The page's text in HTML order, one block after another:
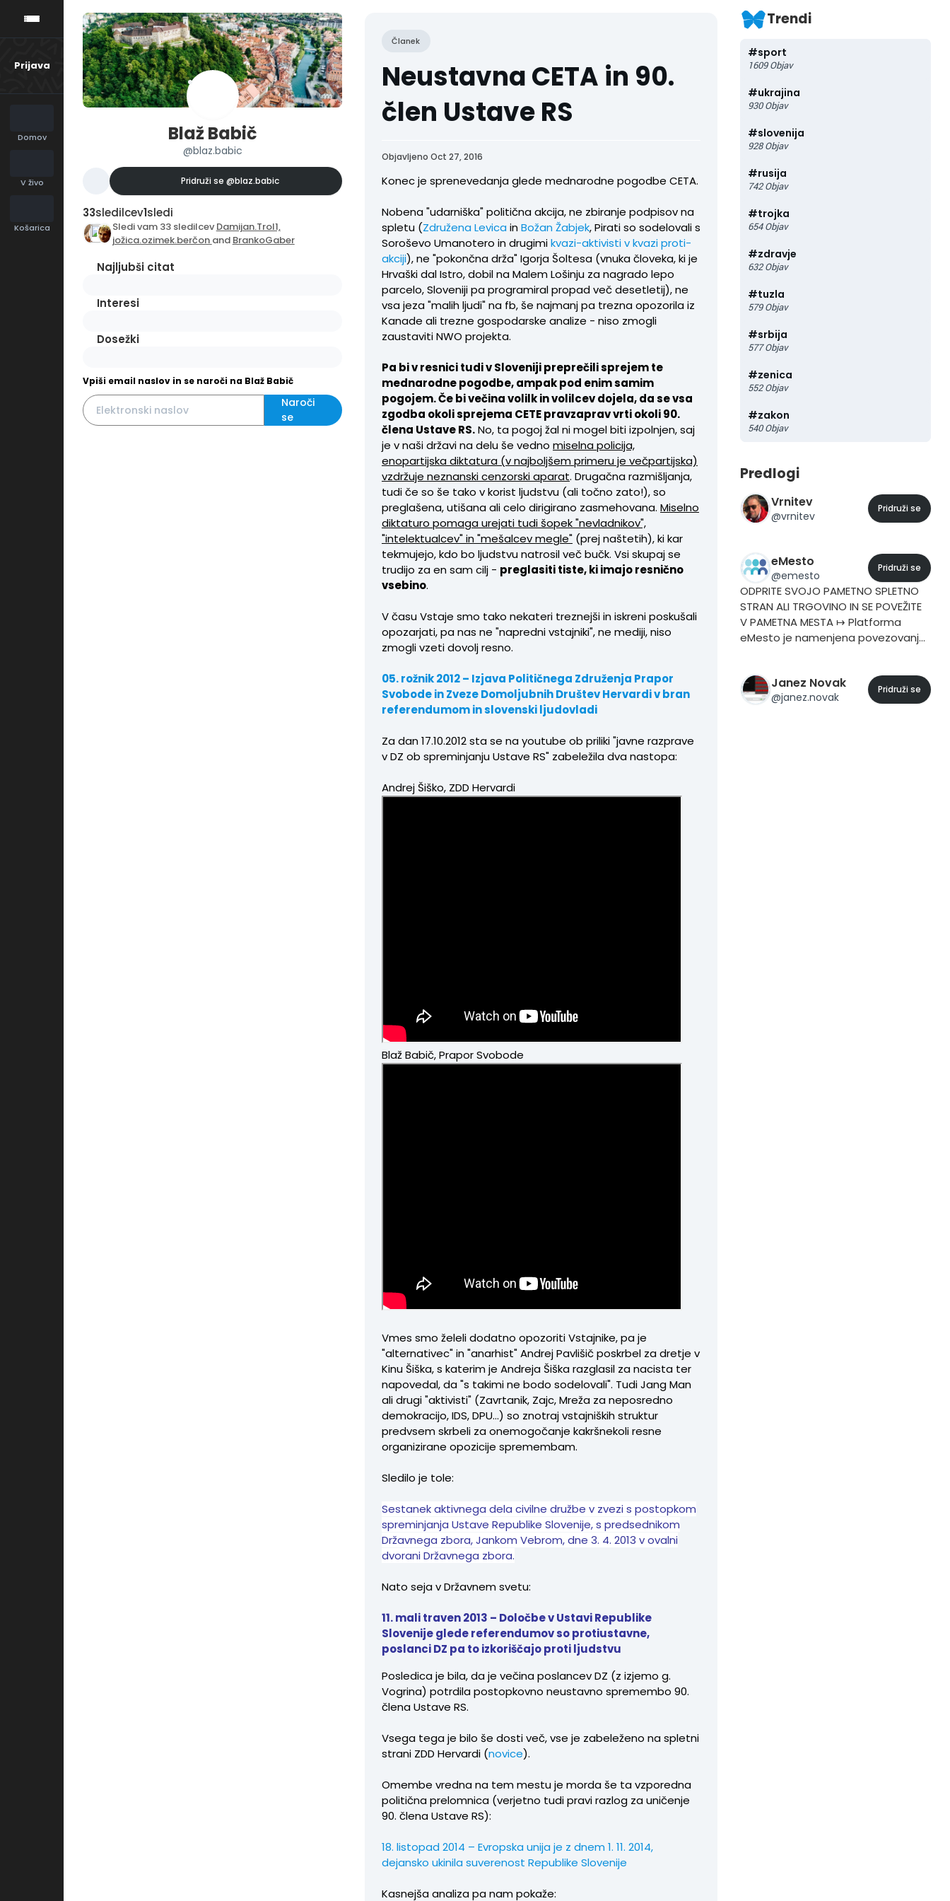
Prijava
Domov
V živo
Košarica
Blaž Babič
@blaz.babic
Pridruži se @blaz.babic
33sledilcev1sledi
Sledi vam 33 sledilcev Damijan.Trol1,
jožica.ozimek.berčon and BrankoGaber
Najljubši citat
Interesi
Dosežki
Vpiši email naslov in se naroči na Blaž Babič
Naroči
se
Članek
Neustavna CETA in 90.
člen Ustave RS
Objavljeno Oct 27, 2016
Konec je sprenevedanja glede mednarodne pogodbe CETA.
Nobena "udarniška" politična akcija, ne zbiranje podpisov na
spletu (Združena Levica inBožan Žabjek, Pirati so sodelovali s
Soroševo Umanotero in drugimikvazi-aktivisti v kvazi proti-
akciji), ne "pokončna drža" Igorja Šoltesa (vnuka človeka, ki je
Hrvaški dal Istro, dobil na Malem Lošinju za nagrado lepo
parcelo, Sloveniji pa programiral propad več desetletij), ne
vsa jeza "malih ljudi" na fb, še najmanj pa trezna opozorila iz
Kanade ali trezne gospodarske analize - niso zmogli
zaustaviti NWO projekta.
Pa bi v resnici tudi v Sloveniji preprečili sprejem te
mednarodne pogodbe, ampak pod enim samim
pogojem. Če bi večina volilk in volilcev dojela, da se vsa
zgodba okoli sprejema CETE pravzaprav vrti okoli 90.
člena Ustave RS.No, ta pogoj žal ni mogel biti izpolnjen, saj
je v naši državi na delu še vedno miselna policija,
enopartijska diktatura (v najboljšem primeru je večpartijska)
vzdržuje neznanski cenzorski aparat. Drugačna razmišljanja,
tudi če so še tako v korist ljudstvu (ali točno zato!), so
preglašena, utišana ali celo dirigirano zasmehovana. Miselno
diktaturo pomaga urejati tudi šopek "nevladnikov",
"intelektualcev" in "mešalcev megle" (prej naštetih), ki kar
tekmujejo, kdo bo ljudstvu natrosil več bučk. Vsi skupaj se
trudijo za en sam cilj - preglasiti tiste, ki imajo resnično
vsebino.
V času Vstaje smo tako nekateri treznejši in iskreni poskušali
opozarjati, pa nas ne "napredni vstajniki", ne mediji, niso
zmogli vzeti dovolj resno.
05. rožnik 2012 – Izjava Političnega Združenja Prapor
Svobode in Zveze Domoljubnih Društev Hervardi v bran
referendumom in slovenski ljudovladi
Za dan 17.10.2012 sta se na youtube ob priliki "javne razprave
v DZ ob spreminjanju Ustave RS" zabeležila dva nastopa:
Andrej Šiško, ZDD Hervardi
Blaž Babič, Prapor Svobode
Vmes smo želeli dodatno opozoriti Vstajnike, pa je
"alternativec" in "anarhist" Andrej Pavlišič poskrbel za dretje v
Kinu Šiška, s katerim je Andreja Šiška razglasil za nacista ter
napovedal, da "s takimi ne bodo sodelovali". Tudi Jang Man
ali drugi "aktivisti" (Zavrtanik, Zajc, Mreža za neposredno
demokracijo, IDS, DPU...) so znotraj vstajniških struktur
predvsem skrbeli za onemogočanje kakršnekoli resne
organizirane opozicije spremembam.
Sledilo je tole:
Sestanek aktivnega dela civilne družbe v zvezi s postopkom
spreminjanja Ustave Republike Slovenije, s predsednikom
Državnega zbora, Jankom Vebrom, dne 3. 4. 2013 v ovalni
dvorani Državnega zbora.
Nato seja v Državnem svetu:
11. mali traven 2013 – Določbe v Ustavi Republike
Slovenije glede referendumov so protiustavne,
poslanci DZ pa to izkoriščajo proti ljudstvu
Posledica je bila, da je večina poslancev DZ (z izjemo g.
Vogrina) potrdila postopkovno neustavno spremembo 90.
člena Ustave RS.
Vsega tega je bilo še dosti več, vse je zabeleženo na spletni
strani ZDD Hervardi (novice).
Omembe vredna na tem mestu je morda še ta vzporedna
politična prelomnica (verjetno tudi pravi razlog za uničenje
90. člena Ustave RS):
18. listopad 2014 – Evropska unija je z dnem 1. 11. 2014,
dejansko ukinila suverenost Republike Slovenije
Kasnejša analiza pa nam pokaže:
Trendi
#sport
1609 Objav
#ukrajina
930 Objav
#slovenija
928 Objav
#rusija
742 Objav
#trojka
654 Objav
#zdravje
632 Objav
#tuzla
579 Objav
#srbija
577 Objav
#zenica
552 Objav
#zakon
540 Objav
Predlogi
Vrnitev
@vrnitev
Pridruži se
eMesto
@emesto
Pridruži se
ODPRITE SVOJO PAMETNO SPLETNO
STRAN ALI TRGOVINO IN SE POVEŽITE
V PAMETNA MESTA ↦ Platforma
eMesto je namenjena povezovanju
povežemo v omrežje do 212
pametnih mest. ✔ Vse informacije
Janez Novak
@janez.novak
Pridruži se